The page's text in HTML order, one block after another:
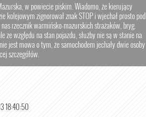
w powiecie piskim. Wiadomo, że kierujący
kolejowym zignorował znak STOP i wjechał prosto pod
rzecznik warmińsko-mazurskich strażaków, bryg.
ze względu na stan pojazdu, służby nie są w stanie na
jest mowa o tym, że samochodem jechały dwie osoby
szczegółów.
18:40:50